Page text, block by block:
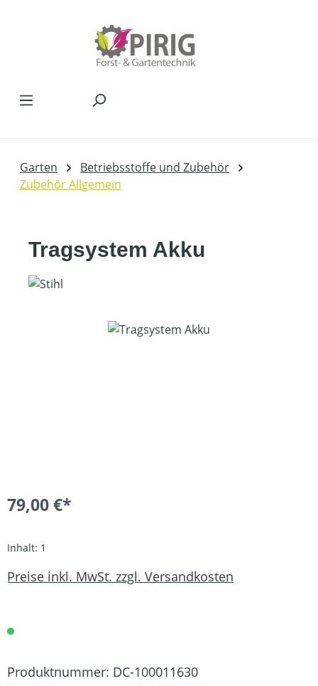
Garten
Betriebsstoffe und Zubehör
Zubehör Allgemein
Tragsystem Akku
Bildergalerie überspringen
79,00 €*
Inhalt: 1
Preise inkl. MwSt. zzgl. Versandkosten
Produktnummer: DC-100011630